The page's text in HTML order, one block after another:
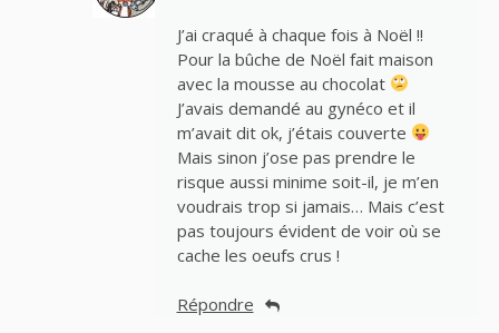
J’ai craqué à chaque fois à Noël !!
Pour la bûche de Noël fait maison
avec la mousse au chocolat
J’avais demandé au gynéco et il
m’avait dit ok, j’étais couverte
Mais sinon j’ose pas prendre le
risque aussi minime soit-il, je m’en
voudrais trop si jamais… Mais c’est
pas toujours évident de voir où se
cache les oeufs crus !
Répondre